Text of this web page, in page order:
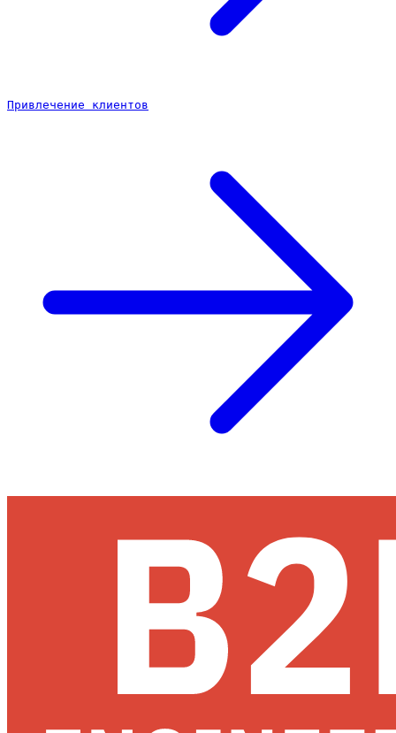
Привлечение клиентов